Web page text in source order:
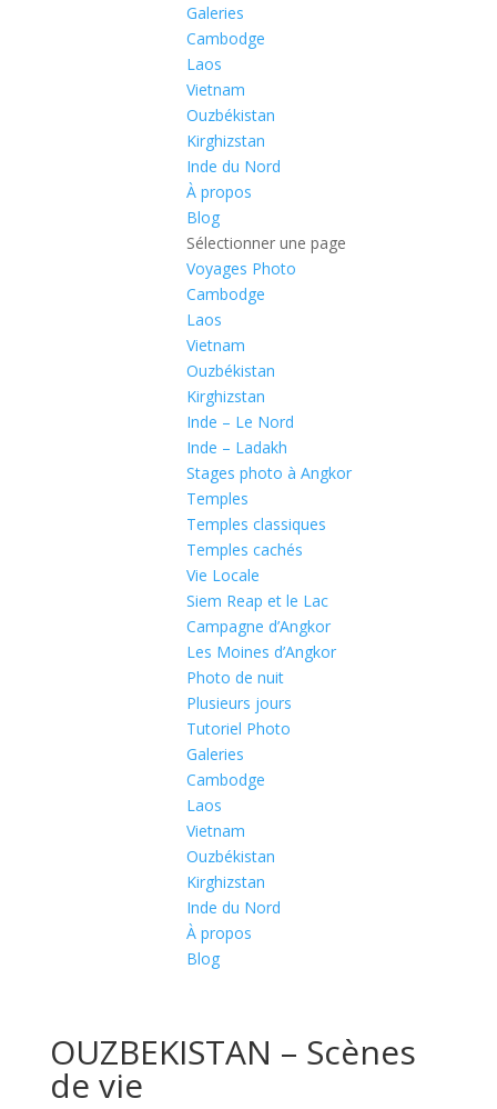
Galeries
Cambodge
Laos
Vietnam
Ouzbékistan
Kirghizstan
Inde du Nord
À propos
Blog
Sélectionner une page
Voyages Photo
Cambodge
Laos
Vietnam
Ouzbékistan
Kirghizstan
Inde – Le Nord
Inde – Ladakh
Stages photo à Angkor
Temples
Temples classiques
Temples cachés
Vie Locale
Siem Reap et le Lac
Campagne d’Angkor
Les Moines d’Angkor
Photo de nuit
Plusieurs jours
Tutoriel Photo
Galeries
Cambodge
Laos
Vietnam
Ouzbékistan
Kirghizstan
Inde du Nord
À propos
Blog
OUZBEKISTAN – Scènes
de vie